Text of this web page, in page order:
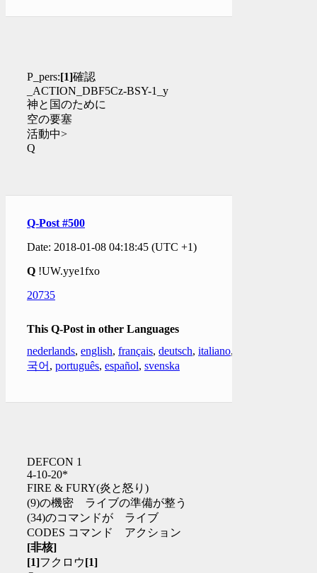
P_pers:[1]確認
_ACTION_DBF5Cz-BSY-1_y
神と国のために
空の要塞
活動中>
Q
Q-Post #500
Date: 2018-01-08 04:18:45 (UTC +1)
Q !UW.yye1fxo
20735
This Q-Post in other Languages
nederlands, english, français, deutsch, italiano,
국어 , português, español, svenska
DEFCON 1
4-10-20*
FIRE & FURY(炎と怒り)
(9)の機密 ライブの準備が整う
(34)のコマンドが ライブ
CODES コマンド アクション
[非核]
[1]フクロウ[1]